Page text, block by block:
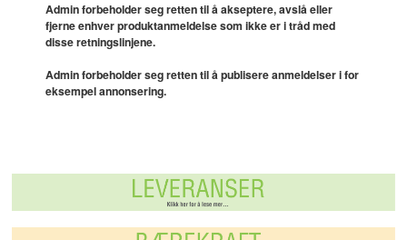
Admin forbeholder seg retten til å akseptere, avslå eller
fjerne enhver produktanmeldelse som ikke er i tråd med
disse retningslinjene.
Admin forbeholder seg retten til å publisere anmeldelser i for
eksempel annonsering.